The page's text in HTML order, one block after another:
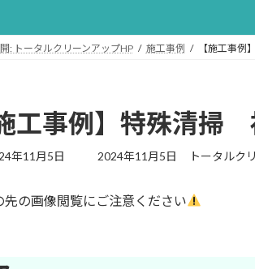
: トータルクリーンアップHP 施工事例 【施工事
施工事例】特殊清
年11月5日
最
新
2024年11月5日 トータルク
先の画像閲覧にご注意ください